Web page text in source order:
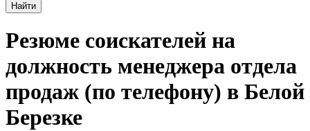
Найти
Резюме соискателей на
должность менеджера отдела
продаж (по телефону) в Белой
Березке